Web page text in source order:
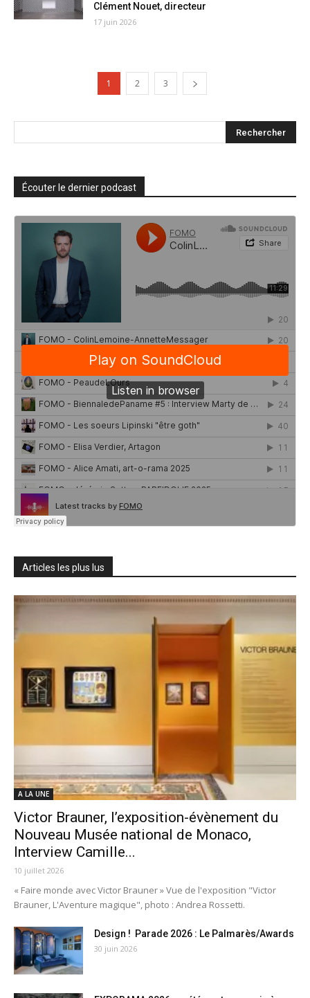
Clément Nouet, directeur
17 juin 2026
1 2 3
Écouter le dernier podcast
Articles les plus lus
A LA UNE
Victor Brauner, l’exposition-évènement du
Nouveau Musée national de Monaco,
Interview Camille...
10 juillet 2026
« Faire monde avec Victor Brauner » Vue de l'exposition "Victor
Brauner, L'Aventure magique", photo : Andrea Rossetti.
Design ! Parade 2026 : Le Palmarès/Awards
30 juin 2026